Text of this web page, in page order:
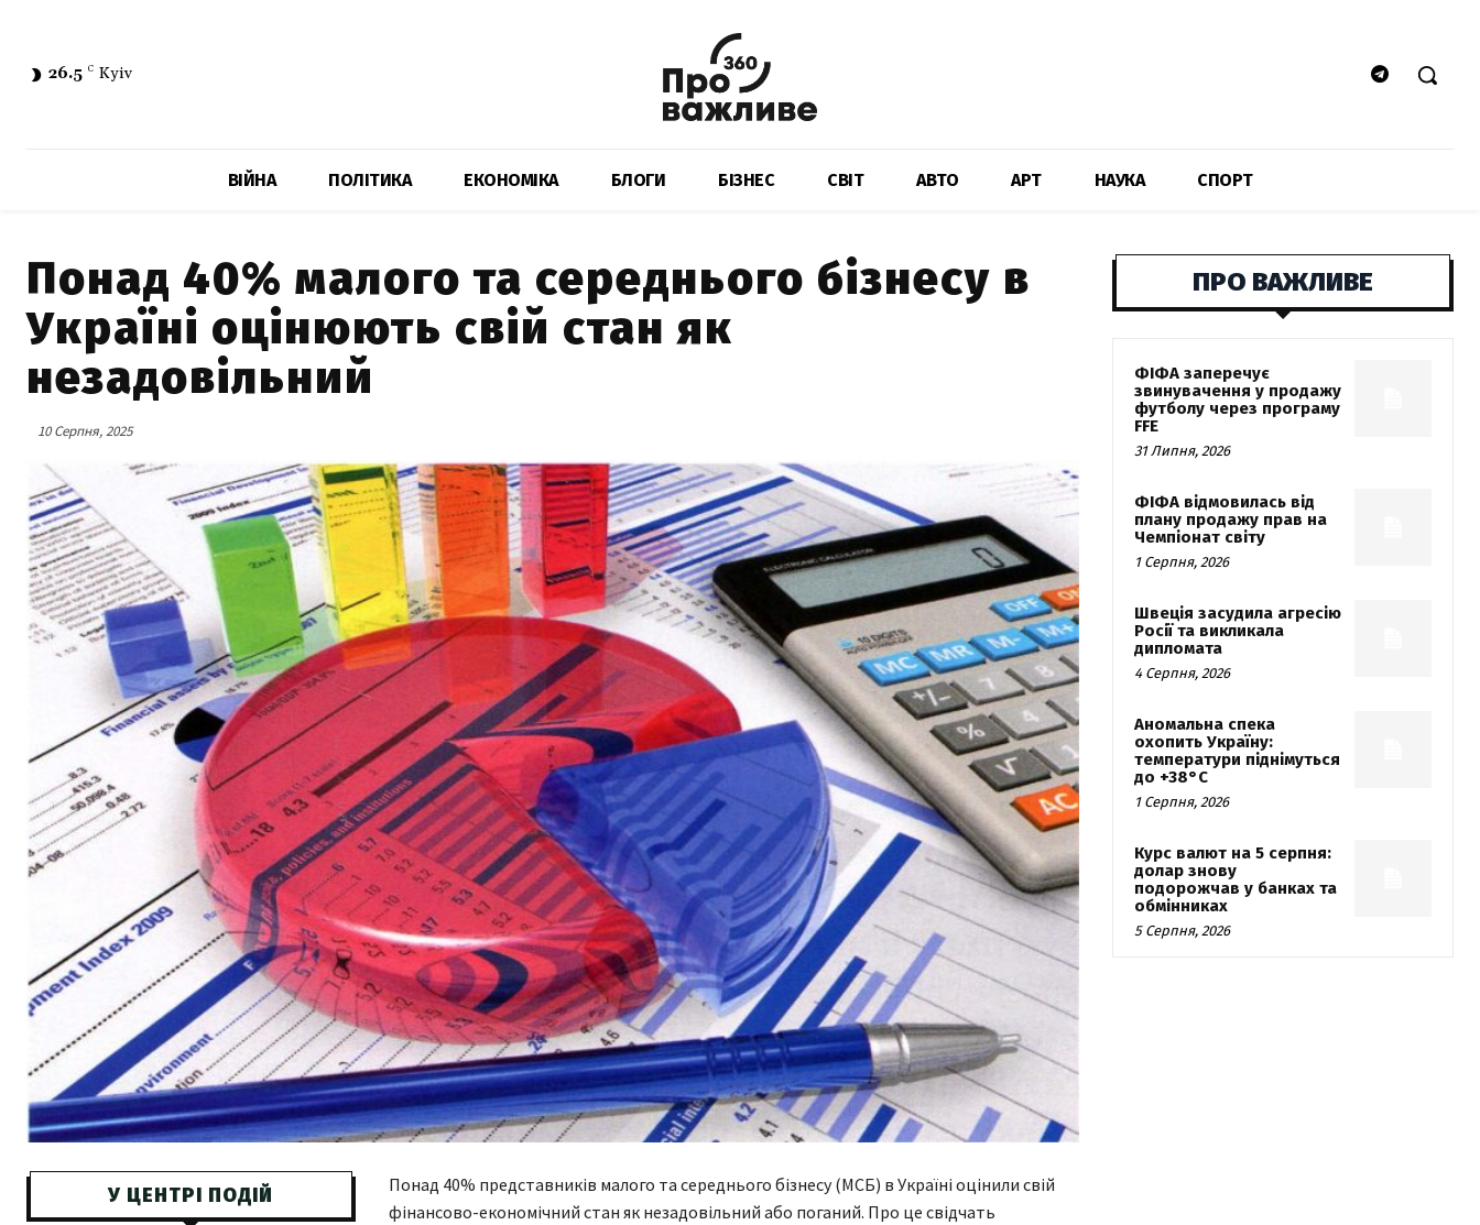
26.5 C Kyiv
ВІЙНА ПОЛІТИКА ЕКОНОМІКА БЛОГИ БІЗНЕС СВІТ АВТО АРТ НАУКА СПОРТ
Понад 40% малого та середнього бізнесу в
Україні оцінюють свій стан як
незадовільний
10 Серпня, 2025
У ЦЕНТРІ ПОДІЙ
Понад 40% представників малого та середнього бізнесу (МСБ) в Україні оцінили свій
фінансово-економічний стан як незадовільний або поганий. Про це свідчать
ПРО ВАЖЛИВЕ
ФІФА заперечує
звинувачення у продажу
футболу через програму
FFE
31 Липня, 2026
ФІФА відмовилась від
плану продажу прав на
Чемпіонат світу
1 Серпня, 2026
Швеція засудила агресію
Росії та викликала
дипломата
4 Серпня, 2026
Аномальна спека
охопить Україну:
температури піднімуться
до +38°C
1 Серпня, 2026
Курс валют на 5 серпня:
долар знову
подорожчав у банках та
обмінниках
5 Серпня, 2026